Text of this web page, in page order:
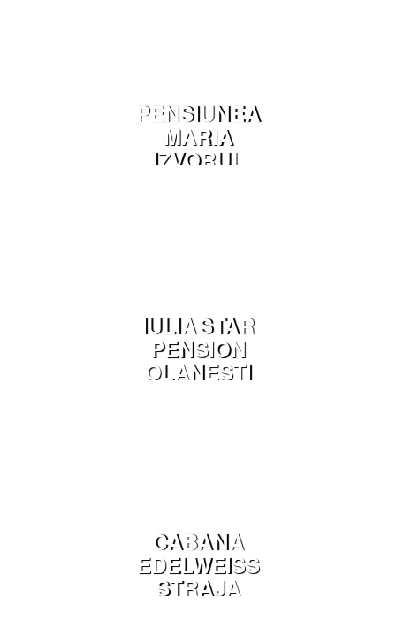
PENSIUNEA
MARIA
IZVORUL
IULIA STAR
PENSION
OLANESTI
CABANA
EDELWEISS
STRAJA